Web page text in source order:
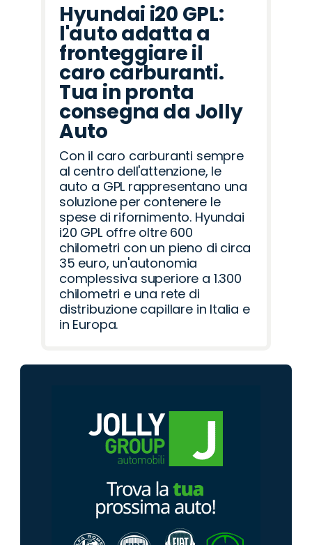
Hyundai i20 GPL:
l'auto adatta a
fronteggiare il
caro carburanti.
Tua in pronta
consegna da Jolly
Auto
Con il caro carburanti sempre
al centro dell'attenzione, le
auto a GPL rappresentano una
soluzione per contenere le
spese di rifornimento. Hyundai
i20 GPL offre oltre 600
chilometri con un pieno di circa
35 euro, un'autonomia
complessiva superiore a 1.300
chilometri e una rete di
distribuzione capillare in Italia e
in Europa.